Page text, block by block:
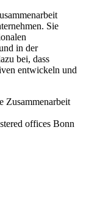
Sie
in der
bei, dass
entwickeln und
Zusammenarbeit
offices Bonn